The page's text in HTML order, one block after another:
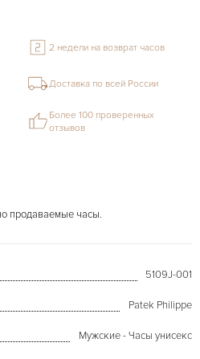
продаваемые часы.
5109J-001
Patek Philippe
Мужские - Часы унисекс
2 недели на возврат часов
Доставка по всей России
Более 100 проверенных
отзывов